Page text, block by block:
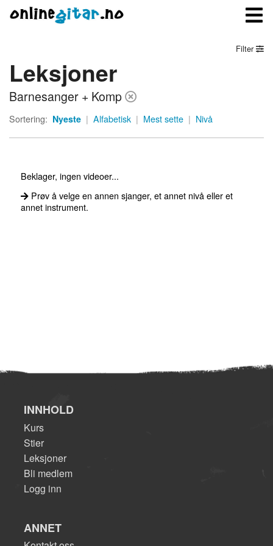
Meny
Logg inn
Filter
Leksjoner
Barnesanger + Komp
Sortering: Nyeste | Alfabetisk | Mest sette | Nivå
Beklager, ingen videoer...
Prøv å velge en annen sjanger, et annet nivå eller et
annet instrument.
INNHOLD
Kurs
Stier
Leksjoner
Bli medlem
Logg inn
ANNET